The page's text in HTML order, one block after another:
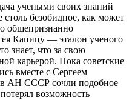
учеными своих знаний
безобидное, как может
общепризнанно
Капицу — эталон ученого
знает, что за свою
карьерой. Пока советские
вместе с Сергеем
АН СССР сочли подобное
возможность